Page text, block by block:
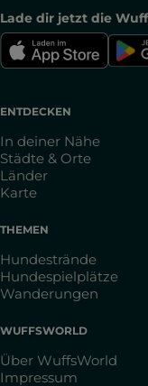
Lade dir jetzt die
ENTDECKEN
In deiner Nähe
Städte & Orte
Länder
Karte
THEMEN
Hundestrände
Hundespielplätze
Wanderungen
WUFFSWORLD
Über WuffsWorld
Impressum